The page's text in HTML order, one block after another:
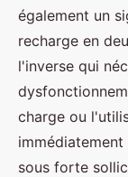
également un
recharge en
l'inverse qui
charge ou
sous forte